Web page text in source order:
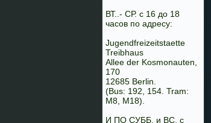
ВТ..- СР. с 16 до 18
часов по адресу:
Jugendfreizeitstaette
Treibhaus
Allee der Kosmonauten,
170
12685 Berlin.
(Bus: 192, 154. Tram:
M8, M18).
И ПО СУББ. и ВС. с